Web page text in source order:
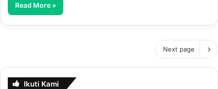
Read More »
Next page
Ikuti Kami